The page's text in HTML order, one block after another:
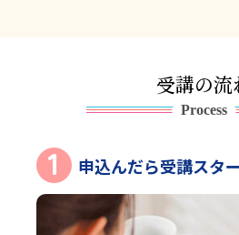
受講の流
Process
1 申込んだら受講スタ